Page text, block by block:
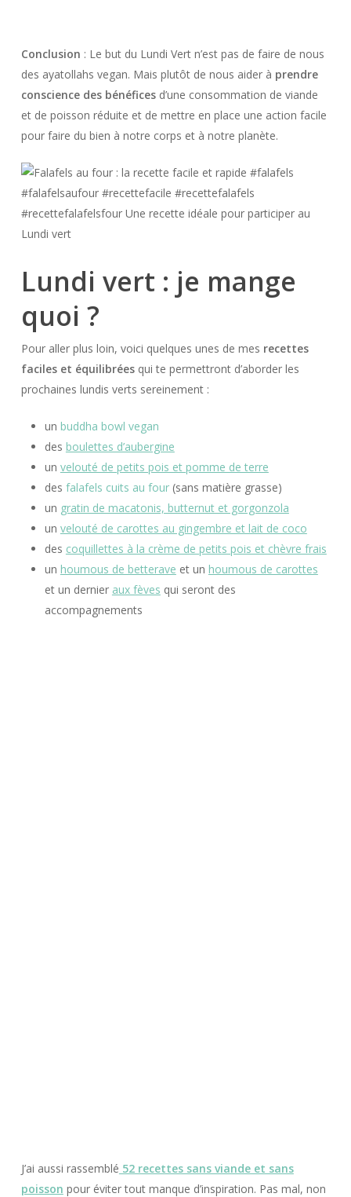
Conclusion : Le but du Lundi Vert n’est pas de faire de nous
des ayatollahs vegan. Mais plutôt de nous aider à prendre
conscience des bénéficesd’une consommation de viande
et de poisson réduite et de mettre en place une action facile
pour faire du bien à notre corps et à notre planète.
Lundi vert : je mange
quoi ?
Pour aller plus loin, voici quelques unes de mes recettes
faciles et équilibréesqui te permettront d’aborder les
prochaines lundis verts sereinement :
un buddha bowl vegan
des boulettes d’aubergine
un velouté de petits pois et pomme de terre
des falafels cuits au four(sans matière grasse)
un gratin de macatonis, butternut et gorgonzola
un velouté de carottes au gingembre et lait de coco
des coquillettes à la crème de petits pois et chèvre frais
un houmous de betterave et un houmous de carottes
et un dernier aux fèves qui seront des
accompagnements
J’ai aussi rassemblé 52 recettes sans viande et sans
poisson pour éviter tout manque d’inspiration. Pas mal, non